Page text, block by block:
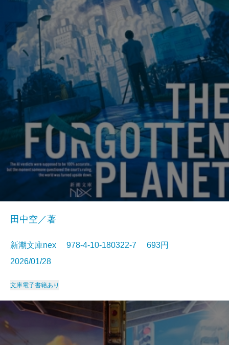
田中空／著
新潮文庫nex 978-4-10-180322-7 693円
2026/01/28
文庫電子書籍あり